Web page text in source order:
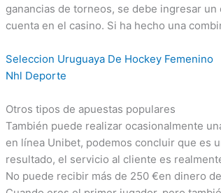
ganancias de torneos, se debe ingresar
cuenta en el casino. Si ha hecho una
Seleccion Uruguaya De Hockey Femenino
Nhl Deporte
Otros tipos de apuestas populares
También puede realizar ocasionalmente
en línea Unibet, podemos concluir que es
resultado, el servicio al cliente es
No puede recibir más de 250 €en dinero